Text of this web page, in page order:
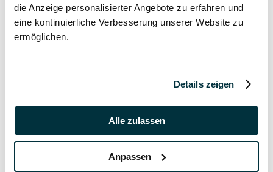
die Anzeige personalisierter Angebote zu erfahren und
eine kontinuierliche Verbesserung unserer Website zu
ermöglichen.
Details zeigen
Alle zulassen
Anpassen
7 September 2021
Hygieneregeln beim Tierarzt für Mensch und Tier
Kaninchen
Kaninchen beschäftigen: so bleibt der Alltag